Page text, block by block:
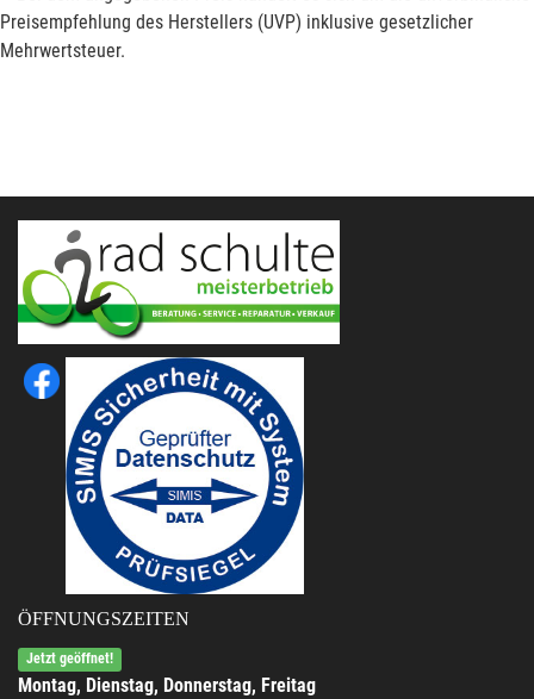
Preisempfehlung des Herstellers (UVP) inklusive gesetzlicher
Mehrwertsteuer.
ÖFFNUNGSZEITEN
Jetzt geöffnet!
Montag, Dienstag, Donnerstag, Freitag